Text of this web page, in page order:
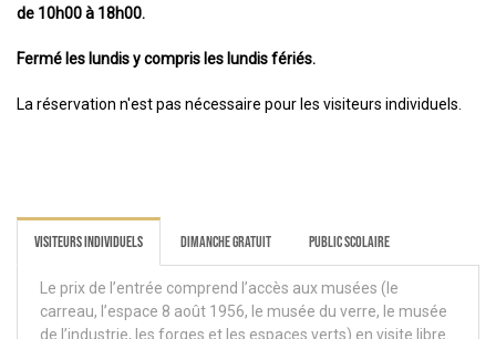
de 10h00 à 18h00.
Fermé les lundis y compris les lundis fériés.
La réservation n'est pas nécessaire pour les visiteurs individuels.
Visiteurs individuels Dimanche gratuit Public scolaire
Le prix de l’entrée comprend l’accès aux musées (le
carreau, l’espace 8 août 1956, le musée du verre, le musée
de l’industrie, les forges et les espaces verts) en visite libre.